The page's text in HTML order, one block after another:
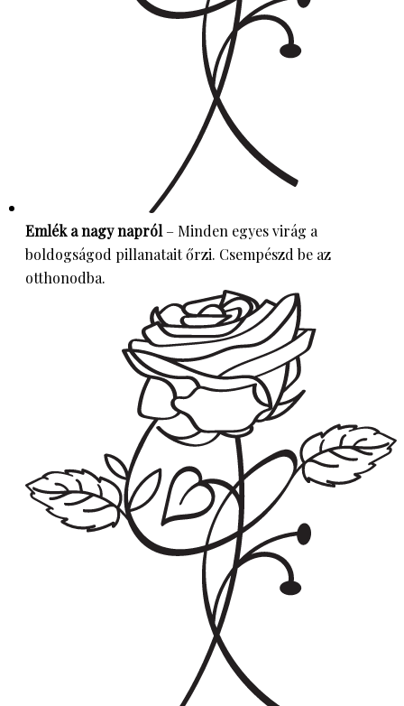
Emlék a nagy napról – Minden egyes virág a
boldogságod pillanatait őrzi. Csempészd be az
otthonodba.